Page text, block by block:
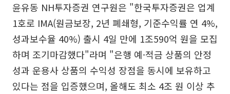
윤유동 NH투자증권 연구원은 "한국투자증권은 업계
1호로 IMA(원금보장, 2년 폐쇄형, 기준수익률 연 4%,
성과보수율 40%) 출시 4일 만에 1조590억 원을 모집
하며 조기마감했다"라며 "은행 예·적금 상품의 안정
성과 운용사 상품의 수익성 장점을 동시에 보유하고
있다는 점을 입증했으며, 올해도 최소 4조 원 이상 추